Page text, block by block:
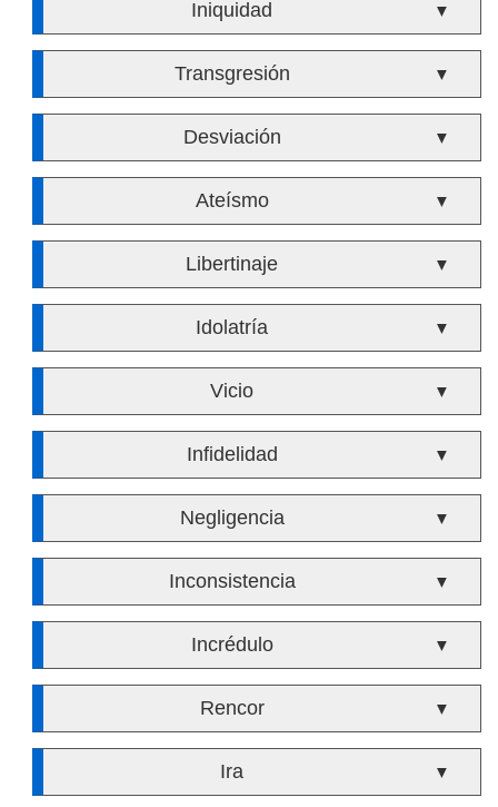
Iniquidad ▼
Transgresión ▼
Desviación ▼
Ateísmo ▼
Libertinaje ▼
Idolatría ▼
Vicio ▼
Infidelidad ▼
Negligencia ▼
Inconsistencia ▼
Incrédulo ▼
Rencor ▼
Ira ▼